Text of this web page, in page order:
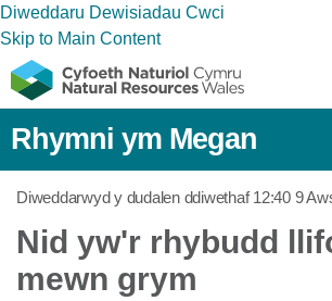
Diweddaru Dewisiadau Cwci
Skip to Main Content
Rhymni ym Megan
Diweddarwyd y dudalen ddiwethaf12:40 9
Nid yw'r rhybudd
mewn grym